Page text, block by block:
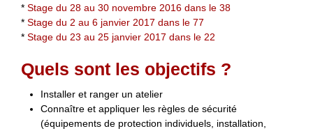
* Stage du 28 au 30 novembre 2016 dans le 38
* Stage du 2 au 6 janvier 2017 dans le 77
* Stage du 23 au 25 janvier 2017 dans le 22
Quels sont les objectifs ?
Installer et ranger un atelier
Connaître et appliquer les règles de sécurité
(équipements de protection individuels, installation,